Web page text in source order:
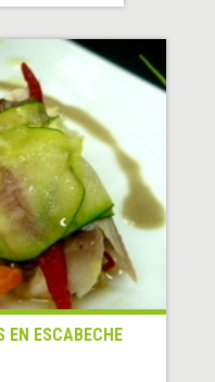
EN ESCABECHE